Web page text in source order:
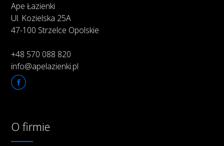
Ape Łazienki
Ul. Kozielska 25A
47-100 Strzelce Opolskie
+48 570 088 820
info@apelazienki.pl
O firmie